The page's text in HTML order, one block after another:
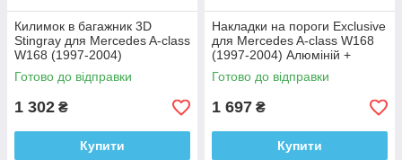
Килимок в багажник 3D
Stingray для Mercedes A-сlass
W168 (1997-2004)
Поліуретан
Готово до відправки
1 302 ₴
Купити
Накладки на пороги Exclusive
для Mercedes A-сlass W168
(1997-2004) Алюміній +
пластик (4 шт.)
Готово до відправки
1 697 ₴
Купити